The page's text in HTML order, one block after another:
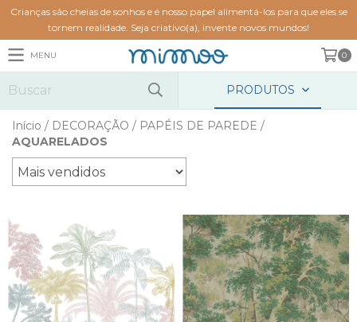
Crianças são cheias de sonhos e é nosso papel alimentá-los para que eles se
tornem realidade. Seja criativo(a), invente novos mundos!
MENU 0
PRODUTOS
Início / DECORAÇÃO / PAPÉIS DE PAREDE /
AQUARELADOS